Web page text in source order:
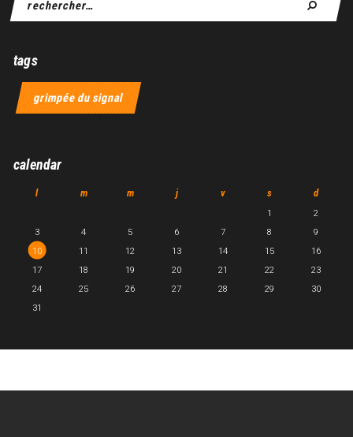
tags
grimpée du signal
calendar
l m m j v s d
1
2
3
4 5 6 7 8
9
10
11 12 13 14 15
16
17
18 19 20 21 22
23
24
25 26 27 28 29
30
31